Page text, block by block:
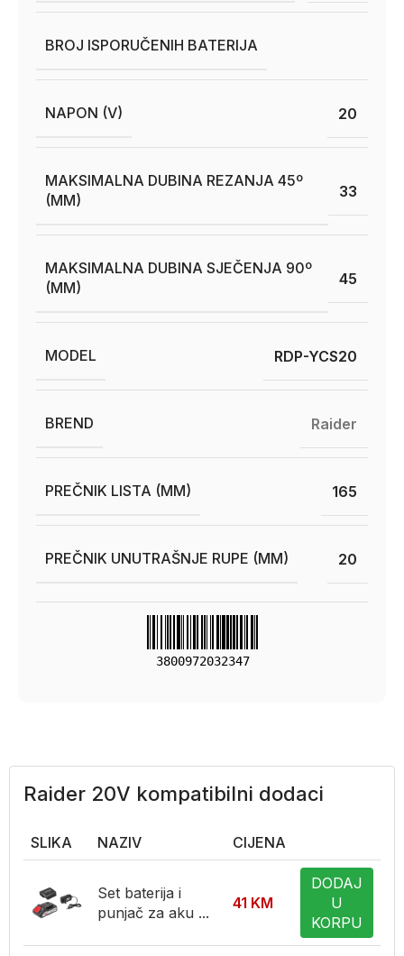
BROJ ISPORUČENIH BATERIJA
NAPON (V) 20
MAKSIMALNA DUBINA REZANJA 45º
(MM)
33
MAKSIMALNA DUBINA SJEČENJA 90º
(MM)
45
MODEL RDP-YCS20
BREND Raider
PREČNIK LISTA (MM) 165
PREČNIK UNUTRAŠNJE RUPE (MM) 20
3800972032347
Raider 20V kompatibilni dodaci
SLIKA NAZIV CIJENA
Set baterija i
punjač za aku ...
41 KM
DODAJ
U
KORPU